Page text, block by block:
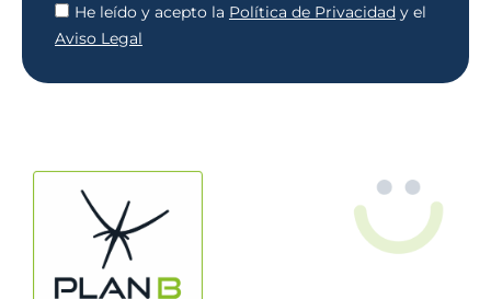
He leído y acepto la Política de Privacidad y el
Aviso Legal